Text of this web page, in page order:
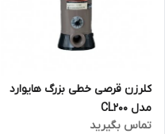
کلرزن قرصی خطی بزرگ هایوارد
مدل CL200
تماس بگیرید